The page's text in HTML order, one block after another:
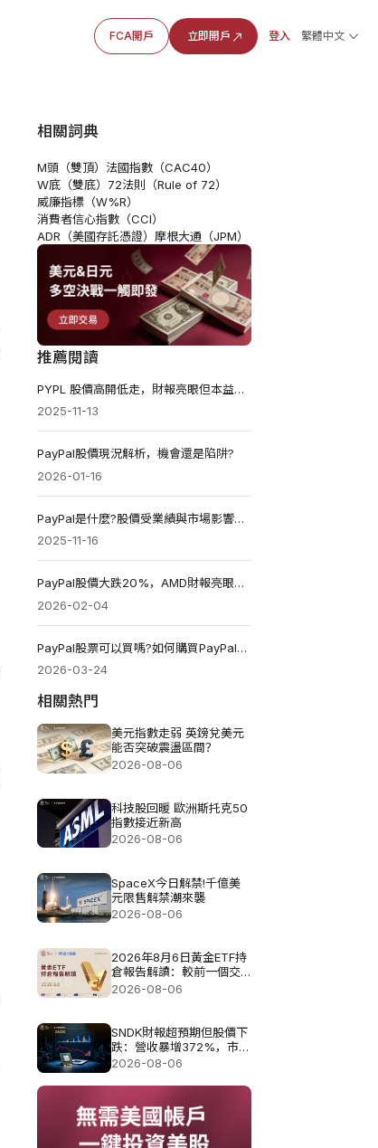
FCA開戶 立即開戶 登入 繁體中文
相關詞典
M頭（雙頂） 法國指數（CAC40）
W底（雙底） 72法則（Rule of 72）
威廉指標（W%R）
消費者信心指數（CCI）
ADR（美國存託憑證） 摩根大通（JPM）
推薦閱讀
PYPL 股價高開低走，財報亮眼但本益比偏低是否會被低估?
2025-11-13
PayPal股價現況解析，機會還是陷阱?
2026-01-16
PayPal是什麼?股價受業績與市場影響幾何?
2025-11-16
PayPal股價大跌20%，AMD財報亮眼，股市迎來極端分化
2026-02-04
PayPal股票可以買嗎?如何購買PayPal美股?
2026-03-24
相關熱門
美元指數走弱 英鎊兌美元
能否突破震盪區間？
2026-08-06
科技股回暖 歐洲斯托克50
指數接近新高
2026-08-06
SpaceX今日解禁!千億美
元限售解禁潮來襲
2026-08-06
2026年8月6日黃金ETF持
倉報告解讀：較前一個交
易日增加4.851噸
2026-08-06
SNDK財報超預期但股價下
跌：營收暴增372%，市場
為何仍不買單?
2026-08-06